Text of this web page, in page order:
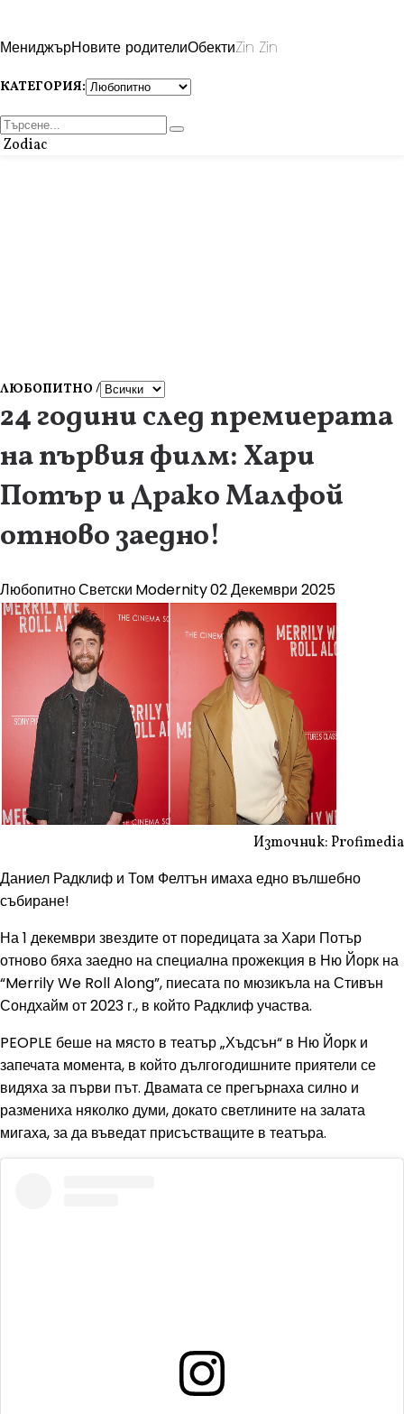
МениджърНовите родителиОбектиZin Zin
КАТЕГОРИЯ:
Zodiac
ЛЮБОПИТНО /
24 години след премиерата
на първия филм: Хари
Потър и Драко Малфой
отново заедно!
ЛюбопитноСветски Modernity02 Декември 2025
Източник: Profimedia
Даниел Радклиф и Том Фелтън имаха едно вълшебно
събиране!
На 1 декември звездите от поредицата за Хари Потър
отново бяха заедно на специална прожекция в Ню Йорк на
“Merrily We Roll Along”, пиесата по мюзикъла на Стивън
Сондхайм от 2023 г., в който Радклиф участва.
PEOPLE беше на място в театър „Хъдсън“ в Ню Йорк и
запечата момента, в който дългогодишните приятели се
видяха за първи път. Двамата се прегърнаха силно и
размениха няколко думи, докато светлините на залата
мигаха, за да въведат присъстващите в театъра.